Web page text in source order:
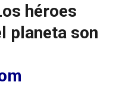
héroes
planeta son